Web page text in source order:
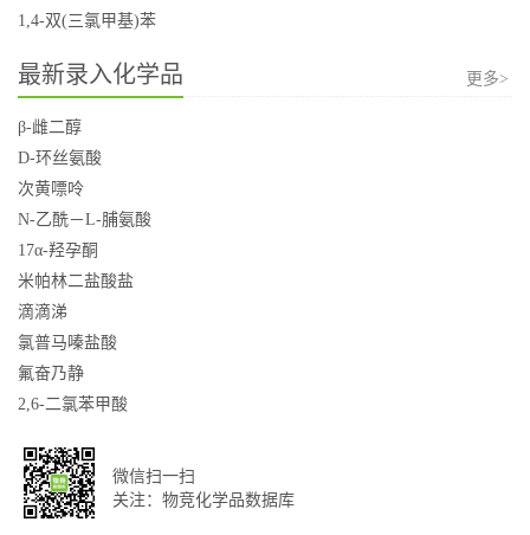
1,4-双(三氯甲基)苯
最新录入化学品 更多>
β-雌二醇
D-环丝氨酸
次黄嘌呤
N-乙酰－L-脯氨酸
17α-羟孕酮
米帕林二盐酸盐
滴滴涕
氯普马嗪盐酸
氟奋乃静
2,6-二氯苯甲酸
微信扫一扫
关注：物竞化学品数据库